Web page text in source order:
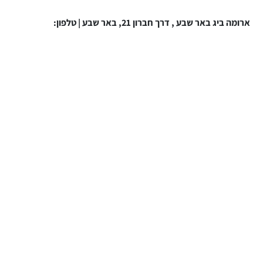
ארומה ביג באר שבע , דרך חברון 21, באר שבע | טלפון: